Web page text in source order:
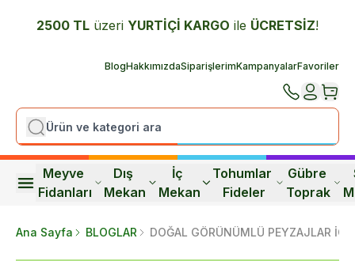
2500 TL üzeri YURTİÇİ KARGO ile ÜCRETSİZ!
BlogHakkımızdaSiparişlerimKampanyalarFavoriler
Meyve
Fidanları
Dış
Mekan
İç
Mekan
Tohumlar
Fideler
Gübre
Toprak
Ana Sayfa BLOGLAR DOĞAL GÖRÜNÜMLÜ PEYZAJLAR